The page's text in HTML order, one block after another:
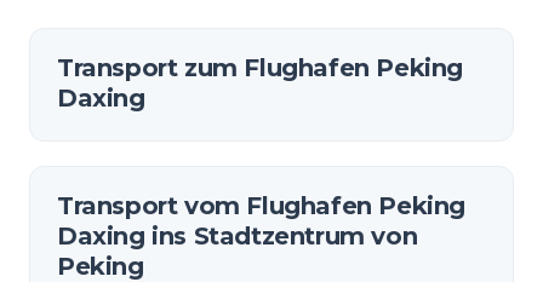
Transport zum Flughafen Peking
Daxing
Transport vom Flughafen Peking
Daxing ins Stadtzentrum von
Peking